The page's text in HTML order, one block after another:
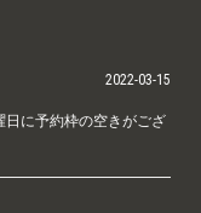
2022-03-15
日に予約枠の空きがござ